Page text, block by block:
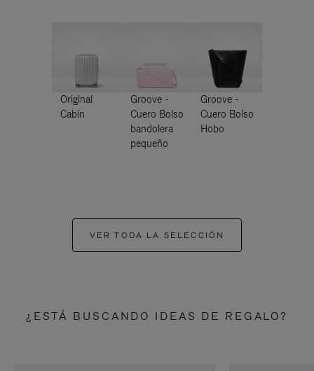
Original
Cabin
Groove -
Cuero Bolso
bandolera
pequeño
Groove -
Cuero Bolso
Hobo
VER TODA LA SELECCIÓN
¿ESTÁ BUSCANDO IDEAS DE REGALO?